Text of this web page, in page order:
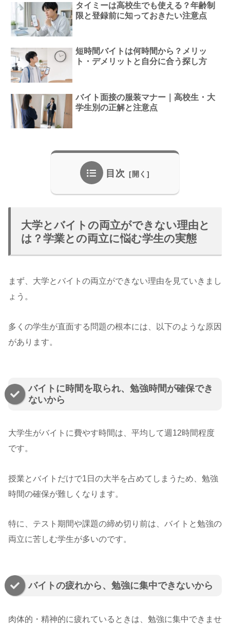
タイミーは高校生でも使える？年齢制
限と登録前に知っておきたい注意点
短時間バイトは何時間から？メリッ
ト・デメリットと自分に合う探し方
バイト面接の服装マナー｜高校生・大
学生別の正解と注意点
目次
大学とバイトの両立ができない理由と
は？学業との両立に悩む学生の実態
まず、大学とバイトの両立ができない理由を見ていきまし
ょう。
多くの学生が直面する問題の根本には、以下のような原因
があります。
バイトに時間を取られ、勉強時間が確保でき
ないから
大学生がバイトに費やす時間は、平均して週12時間程度
です。
授業とバイトだけで1日の大半を占めてしまうため、勉強
時間の確保が難しくなります。
特に、テスト期間や課題の締め切り前は、バイトと勉強の
両立に苦しむ学生が多いのです。
バイトの疲れから、勉強に集中できないから
肉体的・精神的に疲れているときは、勉強に集中できませ